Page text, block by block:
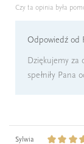
Czy ta opinia była
Odpowiedź od
Dziękujemy za
spełniły Pana
Sylwia